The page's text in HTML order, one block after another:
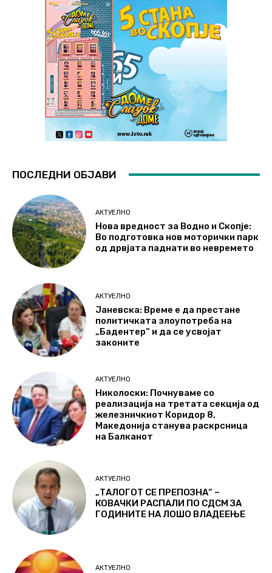
ПОСЛЕДНИ ОБЈАВИ
АКТУЕЛНО
Нова вредност за Водно и Скопје:
Во подготовка нов моторички парк
од дрвјата паднати во невремето
АКТУЕЛНО
Јаневска: Време е да престане
политичката злоупотреба на
„Бадентер“ и да се усвојат
законите
АКТУЕЛНО
Николоски: Почнуваме со
реализација на третата секција од
железничкиот Коридор 8,
Македонија станува раскрсница
на Балканот
АКТУЕЛНО
„ТАЛОГОТ СЕ ПРЕПОЗНА“ –
КОВАЧКИ РАСПАЛИ ПО СДСМ ЗА
ГОДИНИТЕ НА ЛОШО ВЛАДЕЕЊЕ
АКТУЕЛНО